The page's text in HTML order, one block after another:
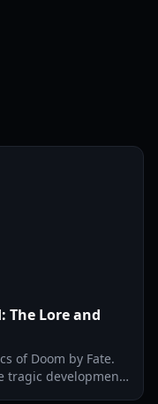
The Lore and
of Doom by Fate.
tragic development